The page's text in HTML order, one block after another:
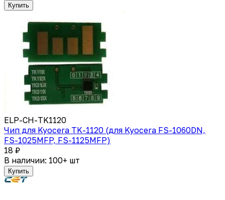
Купить
ELP-CH-TK1120
Чип для Kyocera TK-1120 (для Kyocera FS-1060DN,
FS-1025MFP, FS-1125MFP)
18 ₽
В наличии: 100+ шт
Купить